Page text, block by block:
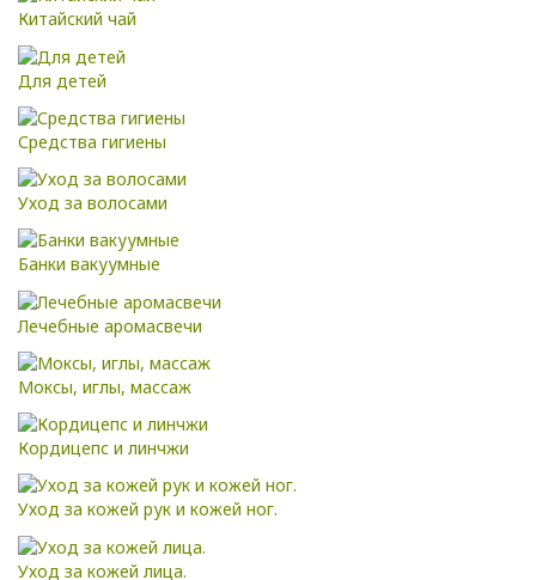
Китайский чай
Для детей
Средства гигиены
Уход за волосами
Банки вакуумные
Лечебные аромасвечи
Моксы, иглы, массаж
Кордицепс и линчжи
Уход за кожей рук и кожей ног.
Уход за кожей лица.